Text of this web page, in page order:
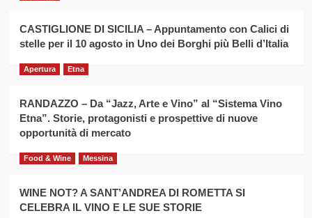
la
filiera
grano
per
il
anno
Franco
Caruso
CASTIGLIONE DI SICILIA – Appuntamento con Calici di
stelle per il 10 agosto in Uno dei Borghi più Belli d’Italia
Apertura Etna
RANDAZZO – Da “Jazz, Arte e Vino” al “Sistema Vino
Etna”. Storie, protagonisti e prospettive di nuove
opportunità di mercato
Food & Wine Messina
WINE NOT? A SANT’ANDREA DI ROMETTA SI
CELEBRA IL VINO E LE SUE STORIE